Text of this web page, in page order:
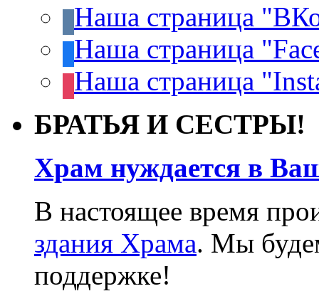
Наша страница
Наша страница
Наша страница
БРАТЬЯ И СЕСТРЫ!
Храм нуждается в
В настоящее время
здания Храма. Мы
поддержке!